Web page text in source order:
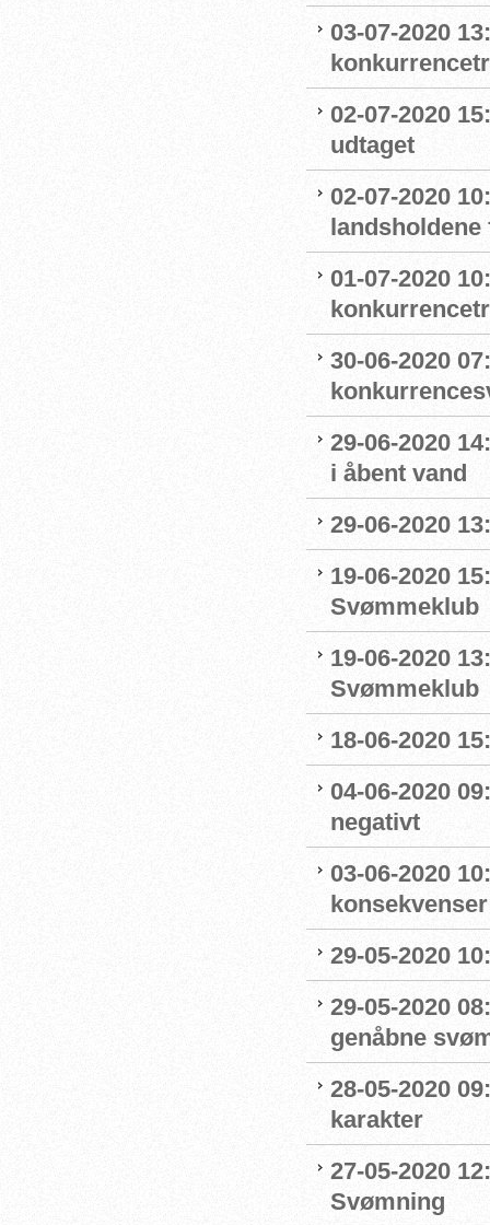
03-07-2020
02-07-2020
udtaget
02-07-2020
01-07-2020
30-06-2020
29-06-2020
i åbent vand
29-06-2020
19-06-2020
Svømmeklub
19-06-2020
Svømmeklub
18-06-2020
04-06-2020
negativt
03-06-2020
29-05-2020
29-05-2020
genåbne
28-05-2020
karakter
27-05-2020
Svømning